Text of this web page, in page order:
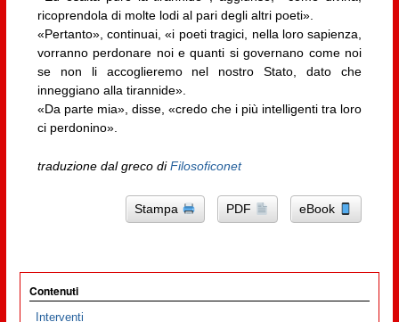
ricoprendola di molte lodi al pari degli altri poeti».
«Pertanto», continuai, «i poeti tragici, nella loro sapienza,
vorranno perdonare noi e quanti si governano come noi
se non li accoglieremo nel nostro Stato, dato che
inneggiano alla tirannide».
«Da parte mia», disse, «credo che i più intelligenti tra loro
ci perdonino».
traduzione dal greco diFilosoficonet
Stampa PDF eBook
Contenuti
Interventi